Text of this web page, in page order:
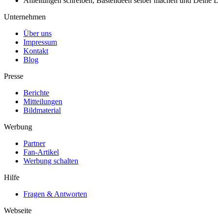
Unternehmen
Über uns
Impressum
Kontakt
Blog
Presse
Berichte
Mitteilungen
Bildmaterial
Werbung
Partner
Fan-Artikel
Werbung schalten
Hilfe
Fragen & Antworten
Webseite